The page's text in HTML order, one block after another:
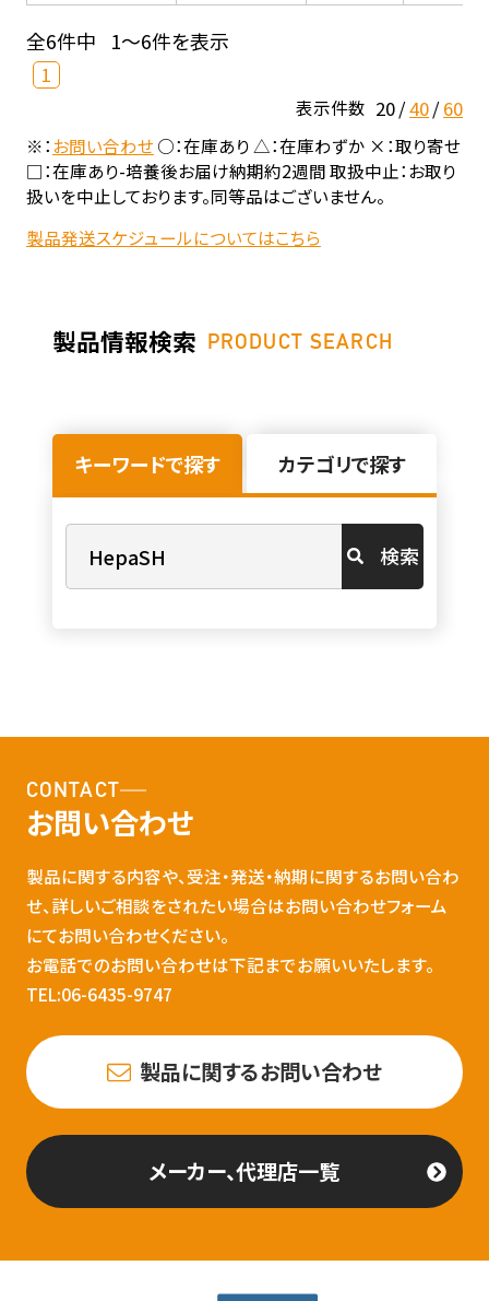
全6件中 1～6件を表示
1
表示件数 20 40 60
※：お問い合わせ○：在庫あり △：在庫わずか ×：取り寄せ
□：在庫あり-培養後お届け納期約2週間 取扱中止：お取り
扱いを中止しております。同等品はございません。
製品発送スケジュールについてはこちら
製品情報検索 PRODUCT SEARCH
キーワードで探す カテゴリで探す
検索
CONTACT
お問い合わせ
製品に関する内容や、受注・発送・納期に関するお問い合わ
せ、詳しいご相談をされたい場合はお問い合わせフォーム
にてお問い合わせください。
お電話でのお問い合わせは下記までお願いいたします。
TEL:06-6435-9747
製品に関するお問い合わせ
メーカー、代理店一覧